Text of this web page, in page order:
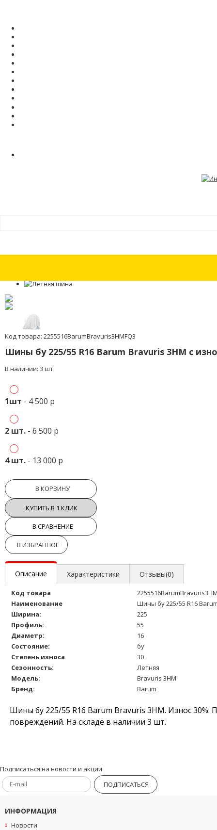
Код товара: 2255516BarumBravuris3HMFQ3
Шины бу 225/55 R16 Barum Bravuris 3HM с
В наличии: 3 шт.
1шт - 4 500 р
2 шт. - 6 500 р
4 шт. - 13 000 р
В КОРЗИНУ
КУПИТЬ В 1 КЛИК
В СРАВНЕНИЕ
В ИЗБРАННОЕ
Описание Характеристики Отзывы(0)
Код товара
Наименование
Шины бу 225/55 R16
Ширина:
225
Профиль:
55
Диаметр:
16
Состояние:
бу
Степень износа
30
Сезонность:
Летняя
Модель:
Bravuris 3HM
Бренд:
Barum
Шины бу 225/55 R16 Barum Bravuris 3HM. Износ 30%.
повреждений. На складе в наличии 3 шт.
Подписаться на новости и акции
ПОДПИСАТЬСЯ
ИНФОРМАЦИЯ
Новости